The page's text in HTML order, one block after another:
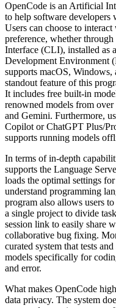
OpenCode is an Artificial
to help software
Users can choose to
preference, whether
Interface (CLI), installed as
Development Environment
supports macOS,
standout feature of this
It includes free built-in
renowned models from
and Gemini. Furthermore,
Copilot or ChatGPT Plus/
supports running models
In terms of in-depth
supports the Language
loads the optimal settings
understand programming
program also allows users
a single project to divide
session link to easily share
collaborative bug fixing.
curated system that tests
models specifically for
and error.
What makes OpenCode
data privacy. The system